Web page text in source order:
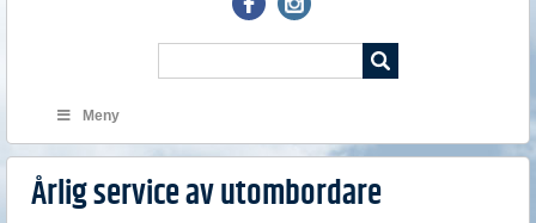
Meny
Årlig service av utombordare